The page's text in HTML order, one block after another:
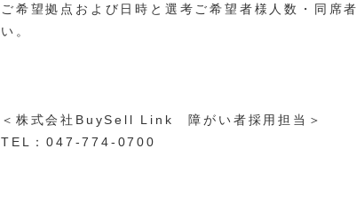
ご希望拠点および日時と選考ご希望者様人数・同席
い。
＜株式会社BuySell Link 障がい者採用担当＞
TEL：047-774-0700